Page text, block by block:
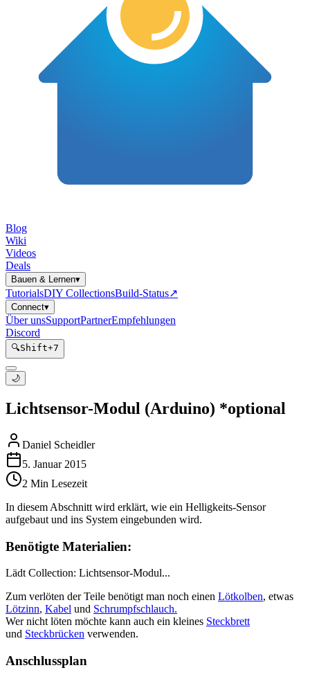
Blog
Wiki
Videos
Deals
Bauen & Lernen▾
TutorialsDIY CollectionsBuild-Status↗
Connect▾
Über unsSupportPartnerEmpfehlungen
Discord
🔍Shift+7
🌙
Lichtsensor-Modul (Arduino) *optional
Daniel Scheidler
5. Januar 2015
2 Min Lesezeit
In diesem Abschnitt wird erklärt, wie ein Helligkeits-Sensor
aufgebaut und ins System eingebunden wird.
Benötigte Materialien:
Lädt Collection: Lichtsensor-Modul...
Zum verlöten der Teile benötigt man noch einen Lötkolben, etwas
Lötzinn, Kabel und Schrumpfschlauch.
Wer nicht löten möchte kann auch ein kleines Steckbrett
und Steckbrücken verwenden.
Anschlussplan